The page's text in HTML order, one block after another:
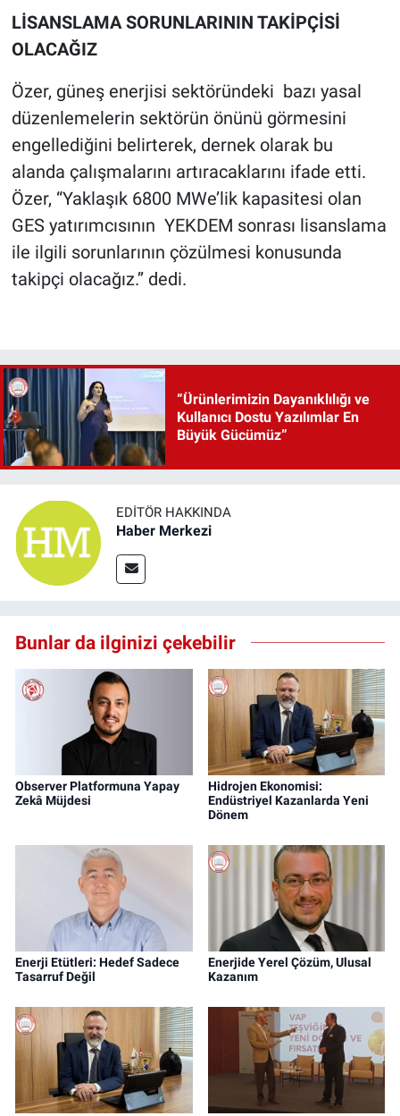
LİSANSLAMA SORUNLARININ TAKİPÇİSİ
OLACAĞIZ
Özer, güneş enerjisi sektöründeki bazı yasal
düzenlemelerin sektörün önünü görmesini
engellediğini belirterek, dernek olarak bu
alanda çalışmalarını artıracaklarını ifade etti.
Özer, “Yaklaşık 6800 MWe’lik kapasitesi olan
GES yatırımcısının YEKDEM sonrası lisanslama
ile ilgili sorunlarının çözülmesi konusunda
takipçi olacağız.’’ dedi.
“Ürünlerimizin Dayanıklılığı ve
Kullanıcı Dostu Yazılımlar En
Büyük Gücümüz”
EDITÖR HAKKINDA
Haber Merkezi
Bunlar da ilginizi çekebilir
Observer Platformuna Yapay
Zekâ Müjdesi
Hidrojen Ekonomisi:
Endüstriyel Kazanlarda Yeni
Dönem
Enerji Etütleri: Hedef Sadece
Tasarruf Değil
Enerjide Yerel Çözüm, Ulusal
Kazanım